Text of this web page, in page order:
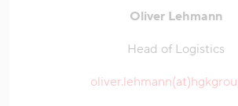
Oliver Lehmann
Head of Logistics